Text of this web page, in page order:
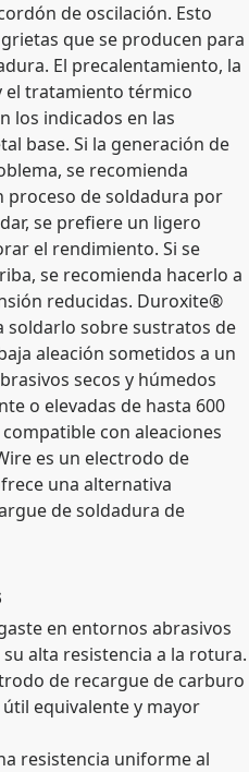
de oscilación. Esto
que se producen para
El precalentamiento, la
el tratamiento térmico
los indicados en las
base. Si la generación de
se recomienda
proceso de soldadura por
se prefiere un ligero
el rendimiento. Si se
se recomienda hacerlo a
reducidas. Duroxite®
soldarlo sobre sustratos de
aleación sometidos a un
secos y húmedos
o elevadas de hasta 600
con aleaciones
es un electrodo de
una alternativa
de soldadura de
en entornos abrasivos
alta resistencia a la rotura.
de recargue de carburo
equivalente y mayor
resistencia uniforme al